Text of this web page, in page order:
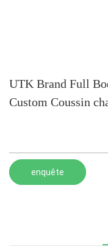
UTK Brand Full
Custom Coussin
enquête